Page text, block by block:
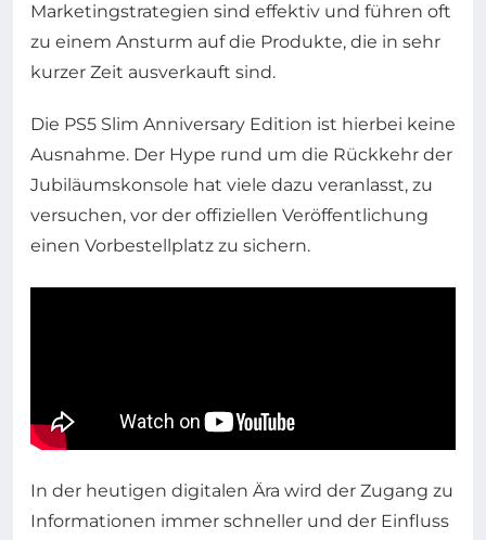
Marketingstrategien sind effektiv und führen oft
zu einem Ansturm auf die Produkte, die in sehr
kurzer Zeit ausverkauft sind.
Die PS5 Slim Anniversary Edition ist hierbei keine
Ausnahme. Der Hype rund um die Rückkehr der
Jubiläumskonsole hat viele dazu veranlasst, zu
versuchen, vor der offiziellen Veröffentlichung
einen Vorbestellplatz zu sichern.
In der heutigen digitalen Ära wird der Zugang zu
Informationen immer schneller und der Einfluss